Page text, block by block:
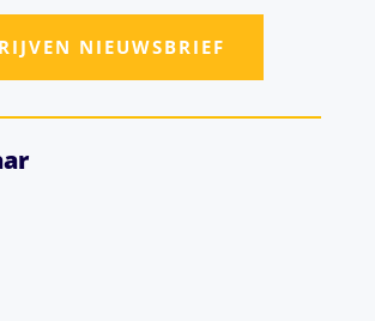
NIEUWSBRIEF